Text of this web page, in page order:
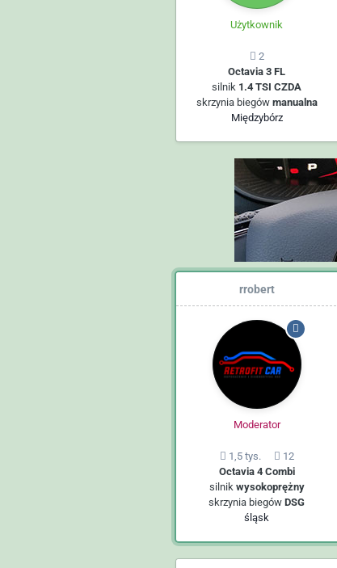
Użytkownik
2
Octavia 3 FL
silnik 1.4 TSI CZDA
skrzynia biegów manualna
Międzybórz
rrobert
Moderator
1,5 tys.
12
Octavia 4 Combi
silnik wysokoprężny
skrzynia biegówDSG
śląsk